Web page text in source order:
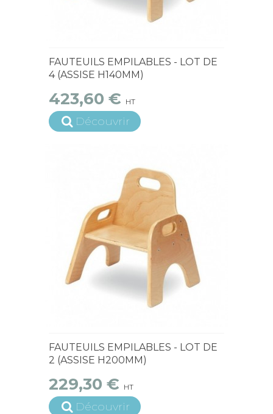
FAUTEUILS EMPILABLES - LOT DE
4 (ASSISE H140MM)
423,60 € HT
Découvrir
FAUTEUILS EMPILABLES - LOT DE
2 (ASSISE H200MM)
229,30 € HT
Découvrir